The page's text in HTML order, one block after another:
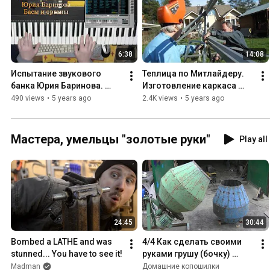
6:38
Испытание звукового
банка Юрия Баринова.
Басы и органы
490 views • 5 years ago
14:08
Теплица по Митлайдеру.
Изготовление каркаса
крыши из профильной
2.4K views • 5 years ago
Мастера, умельцы "золотые руки" Play all
24:45
Bombed a LATHE and was
stunned... You have to see it!
Madman
30:44
4/4 Как сделать своими
руками грушу (бочку)
бетономешалки. Часть 4.
Домашние копошилки